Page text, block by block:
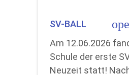
SV-BALL
Am 12.06.2026
Schule der erste
Neuzeit statt!